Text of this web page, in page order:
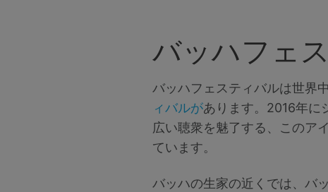
バッハフェ
バッハフェスティバルは世界
ィバルがあります。2016年に
広い聴衆を魅了する、このア
ています。
バッハの生家の近くでは、バ